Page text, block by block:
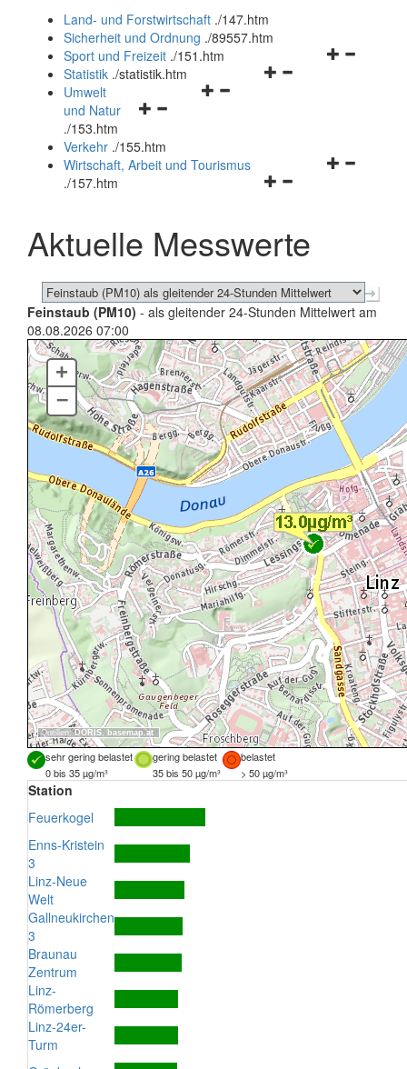
und
schließen
Land- und Forstwirtschaft ./147.htm
Sicherheit und Ordnung ./89557.htm
Navigationsmenü
Sport und Freizeit ./151.htm
Navigationsmenü
Statistik ./statistik.htm
Navigationsmenü
und
schließen
Umwelt
und Natur
./153.htm
Verkehr ./155.htm
Navigationsmenü
schließen
Wirtschaft, Arbeit und Tourismus
./157.htm
Aktuelle Messwerte
Feinstaub (PM10) - als gleitender 24-Stunden Mittelwert am
08.08.2026 07:00
Quellen:DORIS, basemap.at
+
–
sehr gering belastet gering belastet
belastet
0 bis 35 µg/m³
35 bis 50 µg/m³ > 50 µg/m³
Station
Feuerkogel
Enns-Kristein
3
Linz-Neue
Welt
Gallneukirchen
3
Braunau
Zentrum
Linz-
Römerberg
Linz-24er-
Turm